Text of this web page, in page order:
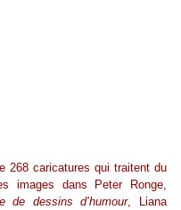
268 caricatures qui traitent du
images dans Peter Ronge,
de dessins d’humour, Liana